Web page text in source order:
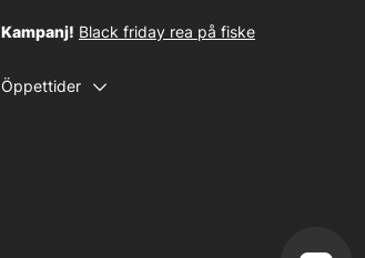
Kampanj! Black friday rea på fiske
Öppettider